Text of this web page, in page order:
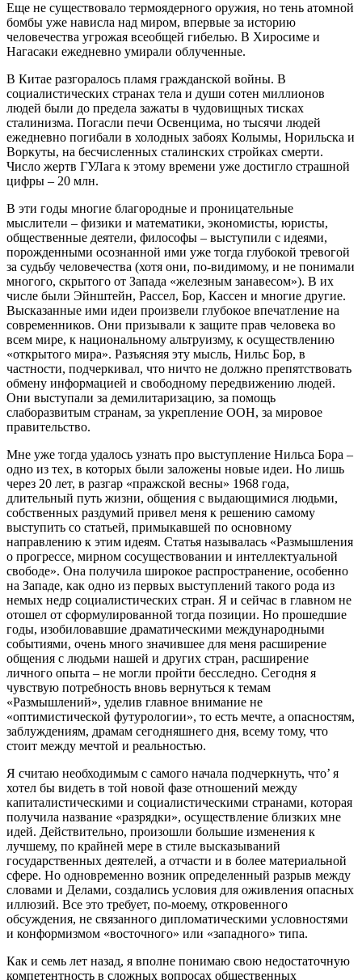
Еще не существовало термоядерного оружия, но тень атомной
бомбы уже нависла над миром, впервые за историю
человечества угрожая всеобщей гибелью. В Хиросиме и
Нагасаки ежедневно умирали облученные.
В Китае разгоралось пламя гражданской войны. В
социалистических странах тела и души сотен миллионов
людей были до предела зажаты в чудовищных тисках
сталинизма. Погасли печи Освенцима, но тысячи людей
ежедневно погибали в холодных забоях Колымы, Норильска и
Воркуты, на бесчисленных сталинских стройках смерти.
Число жертв ГУЛага к этому времени уже достигло страшной
цифры – 20 млн.
В эти годы многие благородные и проницательные
мыслители – физики и математики, экономисты, юристы,
общественные деятели, философы – выступили с идеями,
порожденными осознанной ими уже тогда глубокой тревогой
за судьбу человечества (хотя они, по-видимому, и не понимали
многого, скрытого от Запада «железным занавесом»). В их
числе были Эйнштейн, Рассел, Бор, Кассен и многие другие.
Высказанные ими идеи произвели глубокое впечатление на
современников. Они призывали к защите прав человека во
всем мире, к национальному альтруизму, к осуществлению
«открытого мира». Разъясняя эту мысль, Нильс Бор, в
частности, подчеркивал, что ничто не должно препятствовать
обмену информацией и свободному передвижению людей.
Они выступали за демилитаризацию, за помощь
слаборазвитым странам, за укрепление ООН, за мировое
правительство.
Мне уже тогда удалось узнать про выступление Нильса Бора –
одно из тех, в которых были заложены новые идеи. Но лишь
через 20 лет, в разгар «пражской весны» 1968 года,
длительный путь жизни, общения с выдающимися людьми,
собственных раздумий привел меня к решению самому
выступить со статьей, примыкавшей по основному
направлению к этим идеям. Статья называлась «Размышления
о прогрессе, мирном сосуществовании и интеллектуальной
свободе». Она получила широкое распространение, особенно
на Западе, как одно из первых выступлений такого рода из
немых недр социалистических стран. Я и сейчас в главном не
отошел от сформулированной тогда позиции. Но прошедшие
годы, изобиловавшие драматическими международными
событиями, очень много значившее для меня расширение
общения с людьми нашей и других стран, расширение
личного опыта – не могли пройти бесследно. Сегодня я
чувствую потребность вновь вернуться к темам
«Размышлений», уделив главное внимание не
«оптимистической футурологии», то есть мечте, а опасностям,
заблуждениям, драмам сегодняшнего дня, всему тому, что
стоит между мечтой и реальностью.
Я считаю необходимым с самого начала подчеркнуть, что’ я
хотел бы видеть в той новой фазе отношений между
капиталистическими и социалистическими странами, которая
получила название «разрядки», осуществление близких мне
идей. Действительно, произошли большие изменения к
лучшему, по крайней мере в стиле высказываний
государственных деятелей, а отчасти и в более материальной
сфере. Но одновременно возник определенный разрыв между
словами и Делами, создались условия для оживления опасных
иллюзий. Все это требует, по-моему, откровенного
обсуждения, не связанного дипломатическими условностями
и конформизмом «восточного» или «западного» типа.
Как и семь лет назад, я вполне понимаю свою недостаточную
компетентность в сложных вопросах общественных